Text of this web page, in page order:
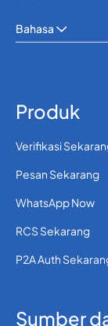
Bahasa
Produk
Verifikasi
Pesan Sekarang
WhatsApp Now
RCS Sekarang
P2A Auth
Sumber